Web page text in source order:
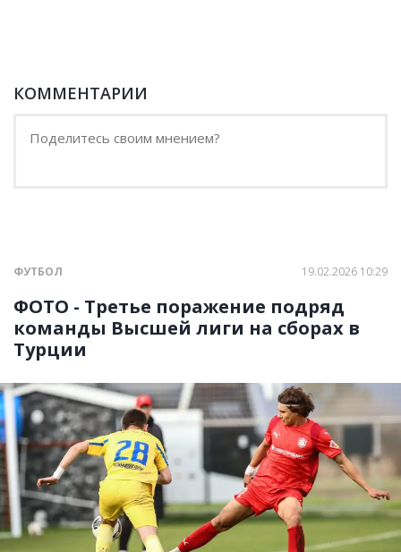
КОММЕНТАРИИ
ФУТБОЛ 19.02.2026 10:29
ФОТО - Третье поражение подряд
команды Высшей лиги на сборах в
Турции